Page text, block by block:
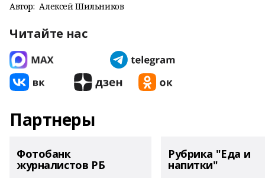
Автор: Алексей Шильников
Читайте нас
Партнеры
Фотобанк
журналистов РБ
Рубрика "Еда и
напитки"